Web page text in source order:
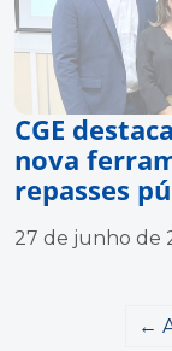
CGE
nova
repasses
27 de junho de
←